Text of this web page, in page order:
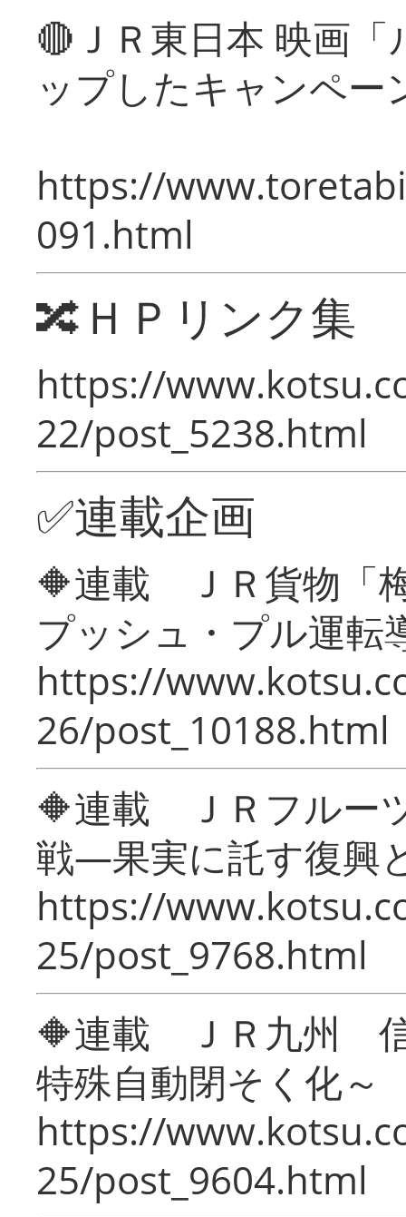
🔴ＪＲ東日本 映画
ップしたキャンペー
https://
091.html
🔀ＨＰリンク集
https://
22/post_5238.html
✅連載企画
🔶連載 ＪＲ貨物「
プッシュ・プル運転
https://
26/post_10188.html
🔶連載 ＪＲフルー
戦―果実に託す復興
https://
25/post_9768.html
🔶連載 ＪＲ九州 信
特殊自動閉そく化～
https://
25/post_9604.html